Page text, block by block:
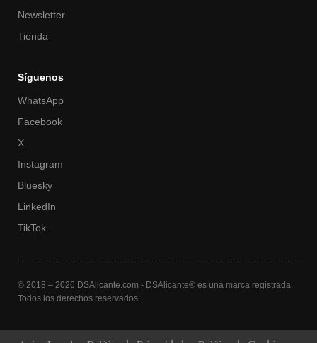
Newsletter
Tienda
Síguenos
WhatsApp
Facebook
X
Instagram
Bluesky
LinkedIn
TikTok
© 2018 – 2026 DSAlicante.com - DSAlicante® es una marca registrada.
Todos los derechos reservados.